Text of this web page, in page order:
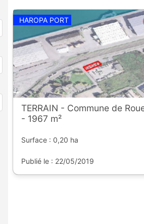
HAROPA PORT
TERRAIN - Commune de
- 1967 m²
Surface : 0,20 ha
Publié le : 22/05/2019